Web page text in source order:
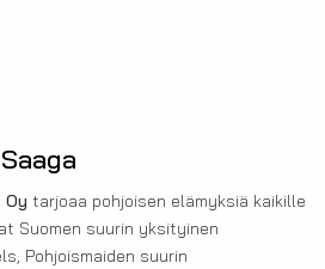
Oy tarjoaa pohjoisen elämyksiä kaikille
Suomen suurin yksityinen
Pohjoismaiden suurin